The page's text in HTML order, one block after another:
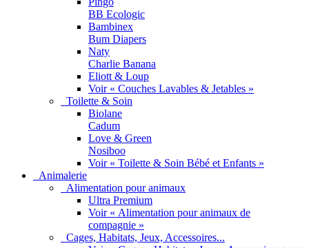
BB Ecologic
Bambinex
Bum Diapers
Naty
Charlie Banana
Eliott & Loup
Voir « Couches Lavables & Jetables »
Toilette & Soin
Biolane
Cadum
Love & Green
Nosiboo
Voir « Toilette & Soin Bébé et Enfants »
Animalerie
Alimentation pour animaux
Ultra Premium
Voir « Alimentation pour animaux de
compagnie »
Cages, Habitats, Jeux, Accessoires...